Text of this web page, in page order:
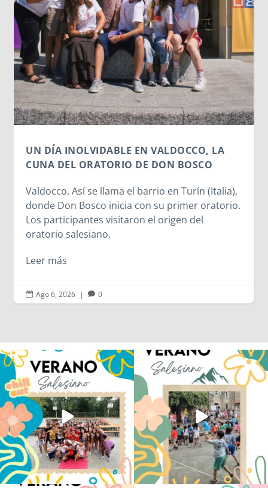
Cada vez que jugamos con la inteligencia
artificial subiendo nuestra imagen para generar
un avatar gracioso, en el fondo estamos
cediendo una parte de nuestra identidad. El
escaneo facial no es un simple pasatiempo
inofensivo; nuestra cara es una seña de
identidad...
Leer más
 Ago 6, 2026 |
Los alumnos de 6º de Primaria, 1º y 2º
de la ESO...
146 2
La diversión y la alegría también se han
sentido...
95 0